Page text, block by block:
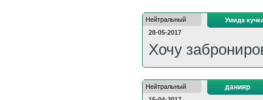
Нейтральный
28-05-2017
Умида
Хочу
Нейтральный
данияр